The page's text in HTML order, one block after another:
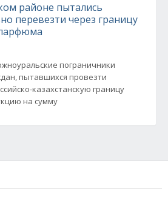
районе пытались
перевезти через границу
пограничники
пытавшихся провезти
казахстанскую границу
на сумму